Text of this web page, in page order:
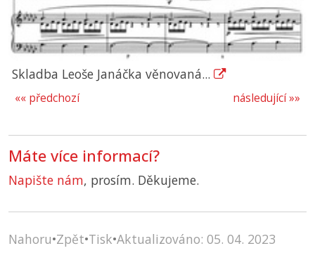
Skladba Leoše Janáčka věnovaná...
následující »»
«« předchozí
Máte více informací?
Napište nám, prosím. Děkujeme.
Nahoru•Zpět•Tisk•Aktualizováno: 05. 04. 2023